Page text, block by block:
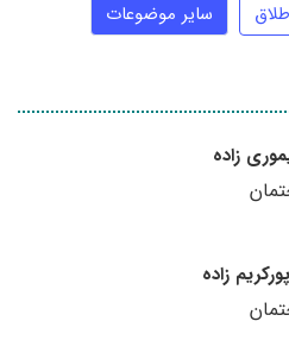
طلاق سایر موضوعات
زاده
زاده